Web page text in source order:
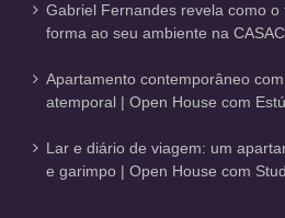
Gabriel Fernandes revela como o
forma ao seu ambiente na
Apartamento contemporâneo
atemporal | Open House com
Lar e diário de viagem: um
e garimpo | Open House com